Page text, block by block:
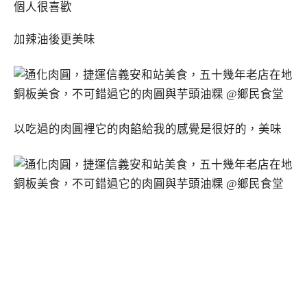
個人很喜歡
加辣油後更美味
以吃過的肉圓裡它的肉餡給我的感覺是很好的，美味